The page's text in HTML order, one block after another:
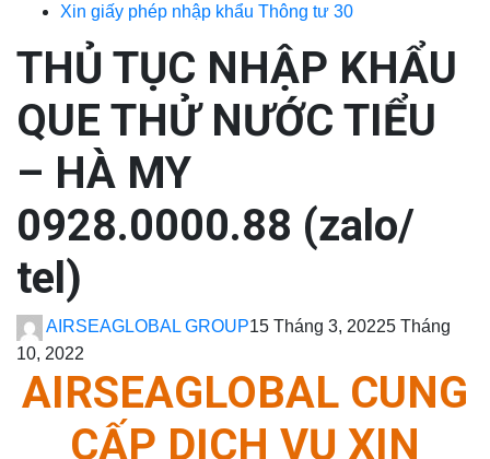
Xin giấy phép nhập khẩu Thông tư 30
THỦ TỤC NHẬP KHẨU
QUE THỬ NƯỚC TIỂU
– HÀ MY
0928.0000.88 (zalo/
tel)
AIRSEAGLOBAL GROUP15 Tháng 3, 20225 Tháng
10, 2022
AIRSEAGLOBAL CUNG
CẤP DỊCH VỤ XIN